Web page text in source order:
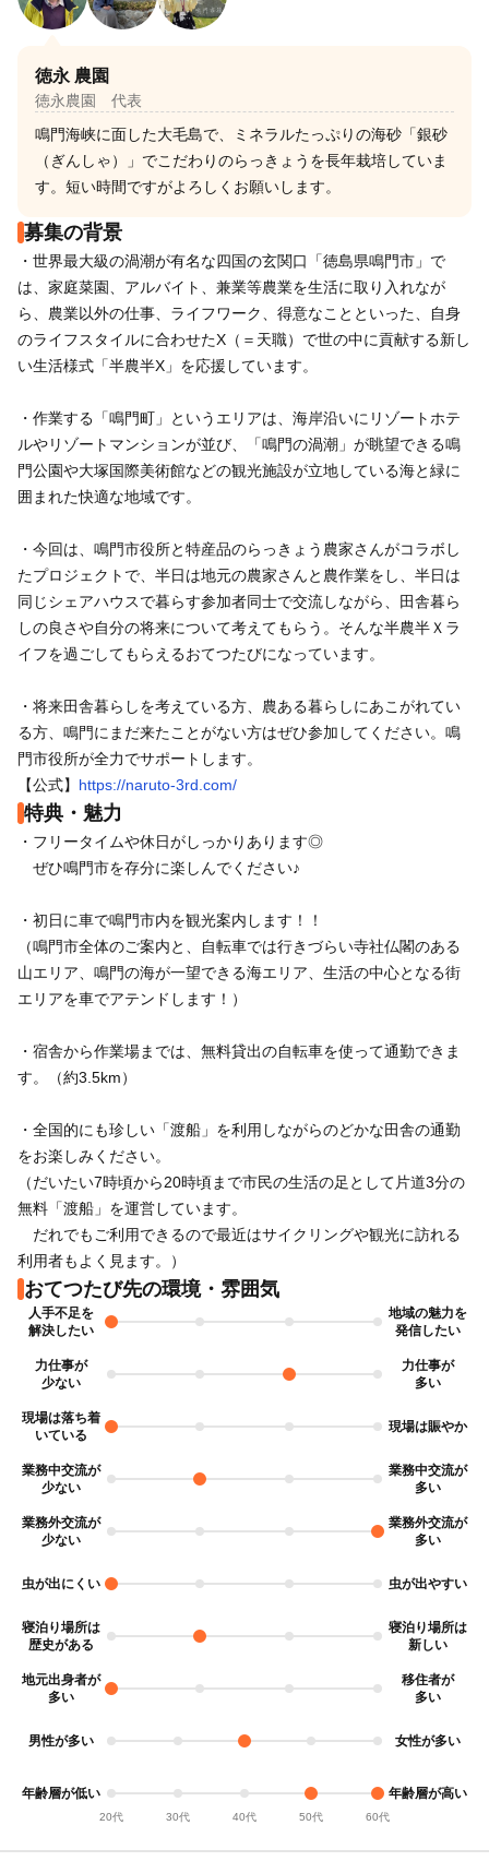
徳永 農園
徳永農園 代表
鳴門海峡に面した大毛島で、ミネラルたっぷりの海砂「銀砂
（ぎんしゃ）」でこだわりのらっきょうを長年栽培していま
す。短い時間ですがよろしくお願いします。
募集の背景
・世界最大級の渦潮が有名な四国の玄関口「徳島県鳴門市」で
は、家庭菜園、アルバイト、兼業等農業を生活に取り入れなが
ら、農業以外の仕事、ライフワーク、得意なことといった、自身
のライフスタイルに合わせたX（＝天職）で世の中に貢献する新し
い生活様式「半農半X」を応援しています。
・作業する「鳴門町」というエリアは、海岸沿いにリゾートホテ
ルやリゾートマンションが並び、「鳴門の渦潮」が眺望できる鳴
門公園や大塚国際美術館などの観光施設が立地している海と緑に
囲まれた快適な地域です。
・今回は、鳴門市役所と特産品のらっきょう農家さんがコラボし
たプロジェクトで、半日は地元の農家さんと農作業をし、半日は
同じシェアハウスで暮らす参加者同士で交流しながら、田舎暮ら
しの良さや自分の将来について考えてもらう。そんな半農半Ｘラ
イフを過ごしてもらえるおてつたびになっています。
・将来田舎暮らしを考えている方、農ある暮らしにあこがれてい
る方、鳴門にまだ来たことがない方はぜひ参加してください。鳴
門市役所が全力でサポートします。
【公式】 https://naruto-3rd.com/
特典・魅力
・フリータイムや休日がしっかりあります◎
ぜひ鳴門市を存分に楽しんでください♪
・初日に車で鳴門市内を観光案内します！！
（鳴門市全体のご案内と、自転車では行きづらい寺社仏閣のある
山エリア、鳴門の海が一望できる海エリア、生活の中心となる街
エリアを車でアテンドします！）
・宿舎から作業場までは、無料貸出の自転車を使って通勤できま
す。（約3.5km）
・全国的にも珍しい「渡船」を利用しながらのどかな田舎の通勤
をお楽しみください。
（だいたい7時頃から20時頃まで市民の生活の足として片道3分の
無料「渡船」を運営しています。
だれでもご利用できるので最近はサイクリングや観光に訪れる
利用者もよく見ます。）
おてつたび先の環境・雰囲気
人手不足を
地域の魅力を
力仕事が
力仕事が
現場は落ち着
いている
現場は賑やか
業務中交流が
業務中交流が
業務外交流が
業務外交流が
虫が出にくい 虫が出やすい
寝泊り場所は
寝泊り場所は
地元出身者が
移住者が
男性が多い 女性が多い
年齢層が低い
20代 30代 40代 50代 60代
年齢層が高い